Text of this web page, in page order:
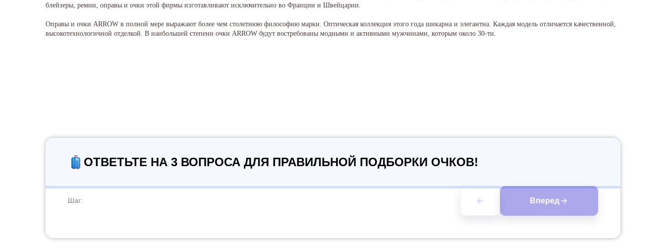
блейзеры, ремни, оправы и очки этой фирмы изготавливают исключительно во Франции и Швейцарии.
Оправы и очки ARROW в полной мере выражают более чем столетнюю философию марки. Оптическая коллекция этого года шикарна и элегантна. Каждая модель отличается качественной,
высокотехнологичной отделкой. В наибольшей степени очки ARROW будут востребованы модными и активными мужчинами, которым около 30-ти.
ОТВЕТЬТЕ НА 3 ВОПРОСА ДЛЯ ПРАВИЛЬНОЙ ПОДБОРКИ ОЧКОВ!
Шаг: Вперед